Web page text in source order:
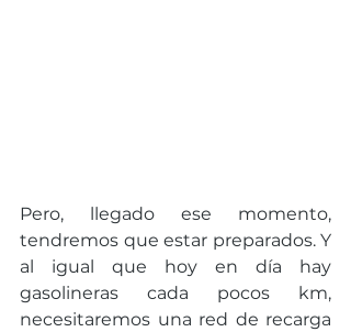
Pero, llegado ese momento,
tendremos que estar preparados. Y
al igual que hoy en día hay
gasolineras cada pocos km,
necesitaremos una red de recarga